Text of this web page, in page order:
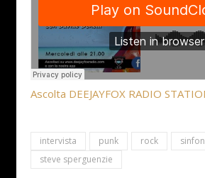
Ascolta DEEJAYFOX RADIO
intervista punk rock
steve sperguenzie